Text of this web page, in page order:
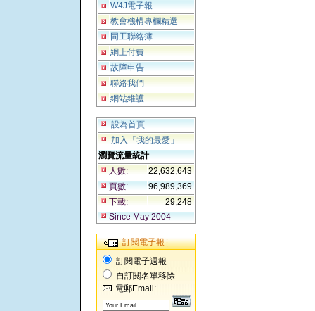
W4J電子報
教會機構專欄精選
同工聯絡簿
網上付費
故障申告
聯絡我們
網站維護
設為首頁
加入「我的最愛」
瀏覽流量統計
人數:
22,632,643
頁數:
96,989,369
下載:
29,248
Since May 2004
訂閱電子報
訂閱電子週報
自訂閱名單移除
電郵Email: